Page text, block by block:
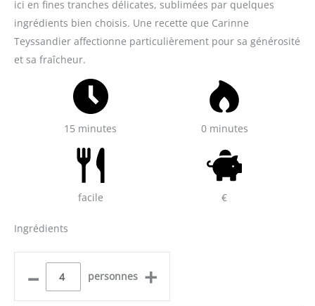
ici en fines tranches délicates, sublimées par quelques
ingrédients bien choisis. Une recette que Carinne
Teyssandier affectionne particulièrement pour sa générosité
et sa fraîcheur.
15 minutes 0 minutes
facile €
Ingrédients
– personnes +